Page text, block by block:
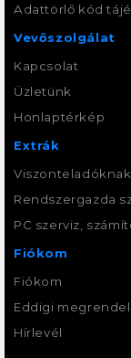
Adattörlő kód
Vevőszolgálat
Kapcsolat
Üzletünk
Honlaptérkép
Extrák
Viszonteladóknak
Rendszergazda
PC szerviz,
Fiókom
Fiókom
Eddigi
Hírlevél